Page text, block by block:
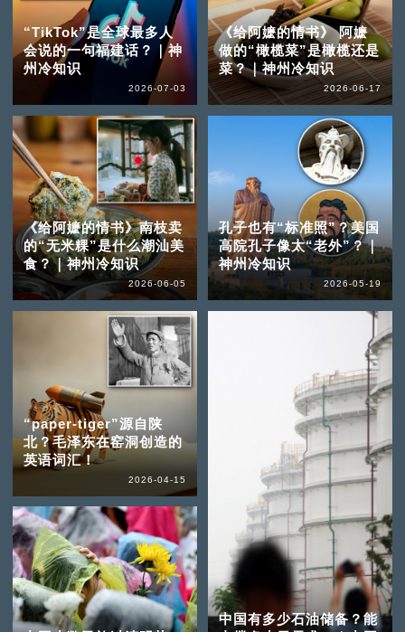
“TikTok”是全球最多人
会说的一句福建话？｜神
州冷知识
2026-07-03
《给阿嬷的情书》 阿嬷
做的“橄榄菜”是橄榄还是
菜？｜神州冷知识
2026-06-17
《给阿嬷的情书》南枝卖
的“无米粿”是什么潮汕美
食？｜神州冷知识
2026-06-05
孔子也有“标准照”？美国
高院孔子像太“老外”？｜
神州冷知识
2026-05-19
“paper-tiger”源自陕
北？毛泽东在窑洞创造的
英语词汇！
2026-04-15
中国有多少石油储备？能